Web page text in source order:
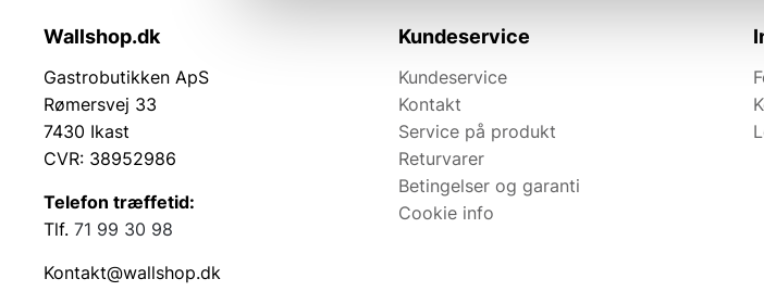
Wallshop.dk
Gastrobutikken ApS
Rømersvej 33
7430 Ikast
CVR: 38952986
Telefon træffetid:
Tlf. 71 99 30 98
Kontakt@wallshop.dk
Kundeservice
Kundeservice
Kontakt
Service på produkt
Returvarer
Betingelser og garanti
Cookie info